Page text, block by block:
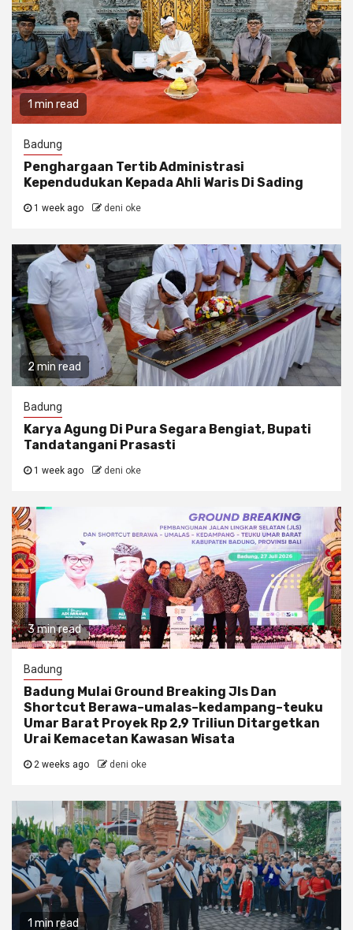
1 min read
Badung
Penghargaan Tertib Administrasi
Kependudukan Kepada Ahli Waris Di Sading
1 week ago deni oke
2 min read
Badung
Karya Agung Di Pura Segara Bengiat, Bupati
Tandatangani Prasasti
1 week ago deni oke
3 min read
Badung
Badung Mulai Ground Breaking Jls Dan
Shortcut Berawa–umalas–kedampang–teuku
Umar Barat Proyek Rp 2,9 Triliun Ditargetkan
Urai Kemacetan Kawasan Wisata
2 weeks ago deni oke
1 min read